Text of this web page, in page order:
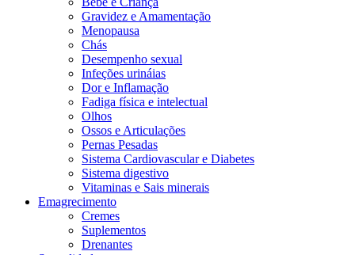
Gravidez e Amamentação
Menopausa
Chás
Desempenho sexual
Infeções urináias
Dor e Inflamação
Fadiga física e intelectual
Olhos
Ossos e Articulações
Pernas Pesadas
Sistema Cardiovascular e Diabetes
Sistema digestivo
Vitaminas e Sais minerais
Emagrecimento
Cremes
Suplementos
Drenantes